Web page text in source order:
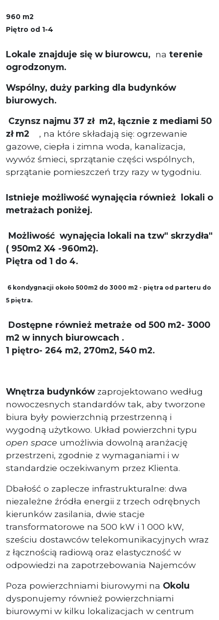
960 m2
Piętro od 1-4
Lokale znajduje się w biurowcu, na terenie
ogrodzonym.
Wspólny, duży parking dla budynków
biurowych.
Czynsz najmu 37 zł m2, łącznie z mediami 50
zł m2 , na które składają się: ogrzewanie
gazowe, ciepła i zimna woda, kanalizacja,
wywóz śmieci, sprzątanie części wspólnych,
sprzątanie pomieszczeń trzy razy w tygodniu.
Istnieje możliwość wynajęcia również lokali o
metrażach poniżej.
Możliwość wynajęcia lokali na tzw" skrzydła"
( 950m2 X4 -960m2).
Piętra od 1 do 4.
6 kondygnacji około 500m2 do 3000 m2 - piętra od parteru do
5 piętra.
Dostępne również metraże od 500 m2- 3000
m2 w innych biurowcach .
1 piętro- 264 m2, 270m2, 540 m2.
Wnętrza budynkówzaprojektowano według
nowoczesnych standardów tak, aby tworzone
biura były powierzchnią przestrzenną i
wygodną użytkowo. Układ powierzchni typu
open space umożliwia dowolną aranżację
przestrzeni, zgodnie z wymaganiami i w
standardzie oczekiwanym przez Klienta.
Dbałość o zaplecze infrastrukturalne: dwa
niezależne źródła energii z trzech odrębnych
kierunków zasilania, dwie stacje
transformatorowe na 500 kW i 1 000 kW,
sześciu dostawców telekomunikacyjnych wraz
z łącznością radiową oraz elastyczność w
odpowiedzi na zapotrzebowania Najemców
Poza powierzchniami biurowymi na Okolu
dysponujemy również powierzchniami
biurowymi w kilku lokalizacjach w centrum